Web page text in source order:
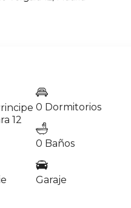
12
0 Dormitorios
0 Baños
Garaje